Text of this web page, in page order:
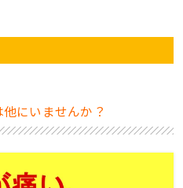
にいませんか？